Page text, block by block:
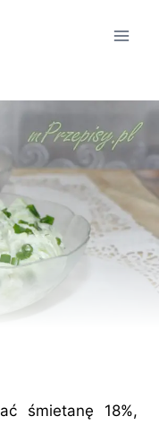
śmietanę 18%,